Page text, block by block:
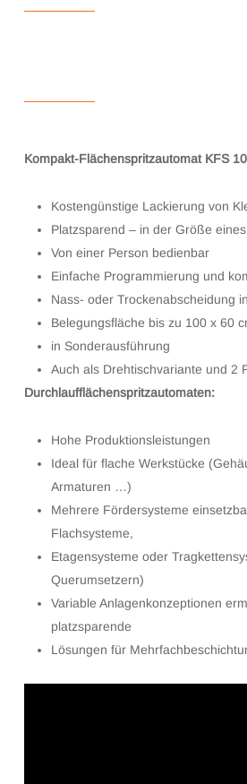
Kompakt-Flächenspritzautomat KFS
Kostengünstige Lackierung von
Platzsparend – in der Größe
Von einer Person bedienbar
Einfache Programmierung und
Nass- oder Trockenabscheidung
Belegungsfläche bis zu 100 x 60
in Sonderausführung
Auch als Drehtischvariante und 2
Durchlaufflächenspritzautomaten:
Hohe Produktionsleistungen
Ideal für flache Werkstücke
Armaturen …)
Mehrere Fördersysteme
Flachsysteme,
Etagensysteme oder
Querumsetzern)
Variable Anlagenkonzeptionen
platzsparende
Lösungen für